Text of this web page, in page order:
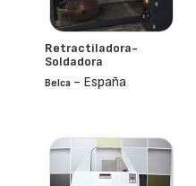
Retractiladora-
Soldadora
Belca - España